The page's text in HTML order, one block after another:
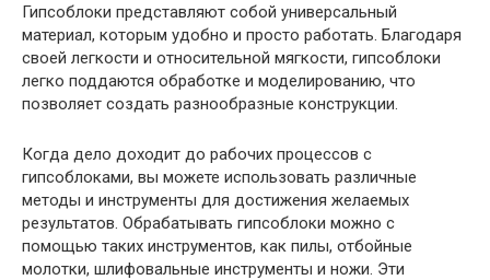
Гипсоблоки представляют собой универсальный
материал, которым удобно и просто работать. Благодаря
своей легкости и относительной мягкости, гипсоблоки
легко поддаются обработке и моделированию, что
позволяет создать разнообразные конструкции.
Когда дело доходит до рабочих процессов с
гипсоблоками, вы можете использовать различные
методы и инструменты для достижения желаемых
результатов. Обрабатывать гипсоблоки можно с
помощью таких инструментов, как пилы, отбойные
молотки, шлифовальные инструменты и ножи. Эти